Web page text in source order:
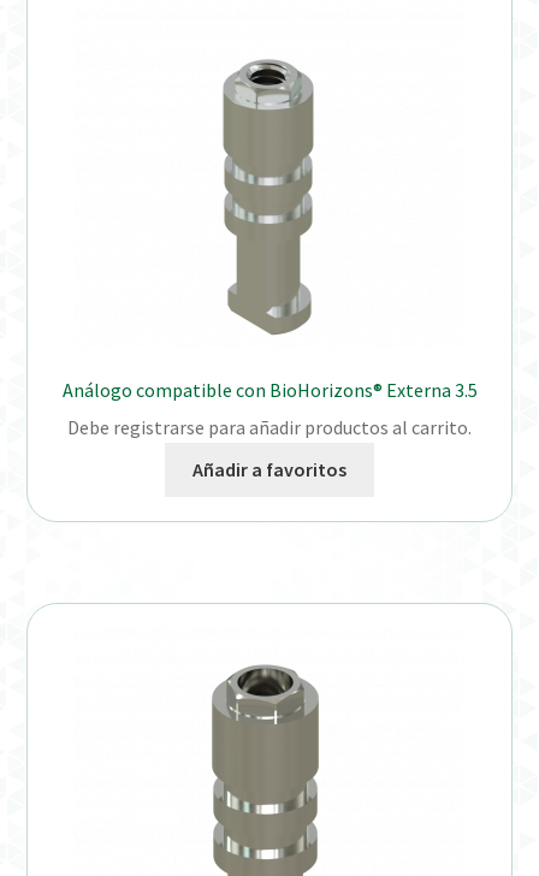
Instrucciones de uso (ESP)
Instructions for Use (ENG)
On-line Store
Productos Favoritos
Welcome to DELTA Abutments | Tienda Online!
Análogo compatible con BioHorizons® Externa 3.5
Debe registrarse para añadir productos al carrito.
Añadir a favoritos